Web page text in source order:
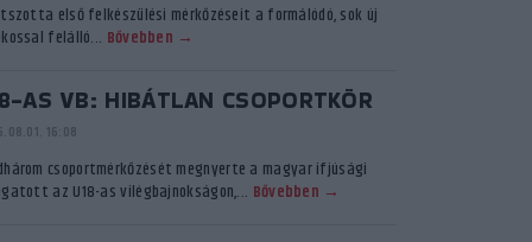
első felkészülési mérkőzéseit a formálódó, sok új
felálló... Bővebben →
AS VB: HIBÁTLAN CSOPORTKÖR
16:08
csoportmérkőzését megnyerte a magyar ifjúsági
az U18-as vilégbajnokságon,... Bővebben →